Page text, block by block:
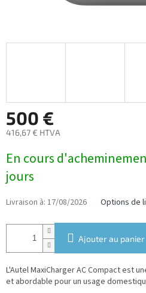
500 €
416,67 € HTVA
de
la
mesure:
En cours
jours
Livraison à: 17/08/2026 Options de
Ajouter au panier
L'Autel MaxiCharger AC Compact est
et abordable pour un usage